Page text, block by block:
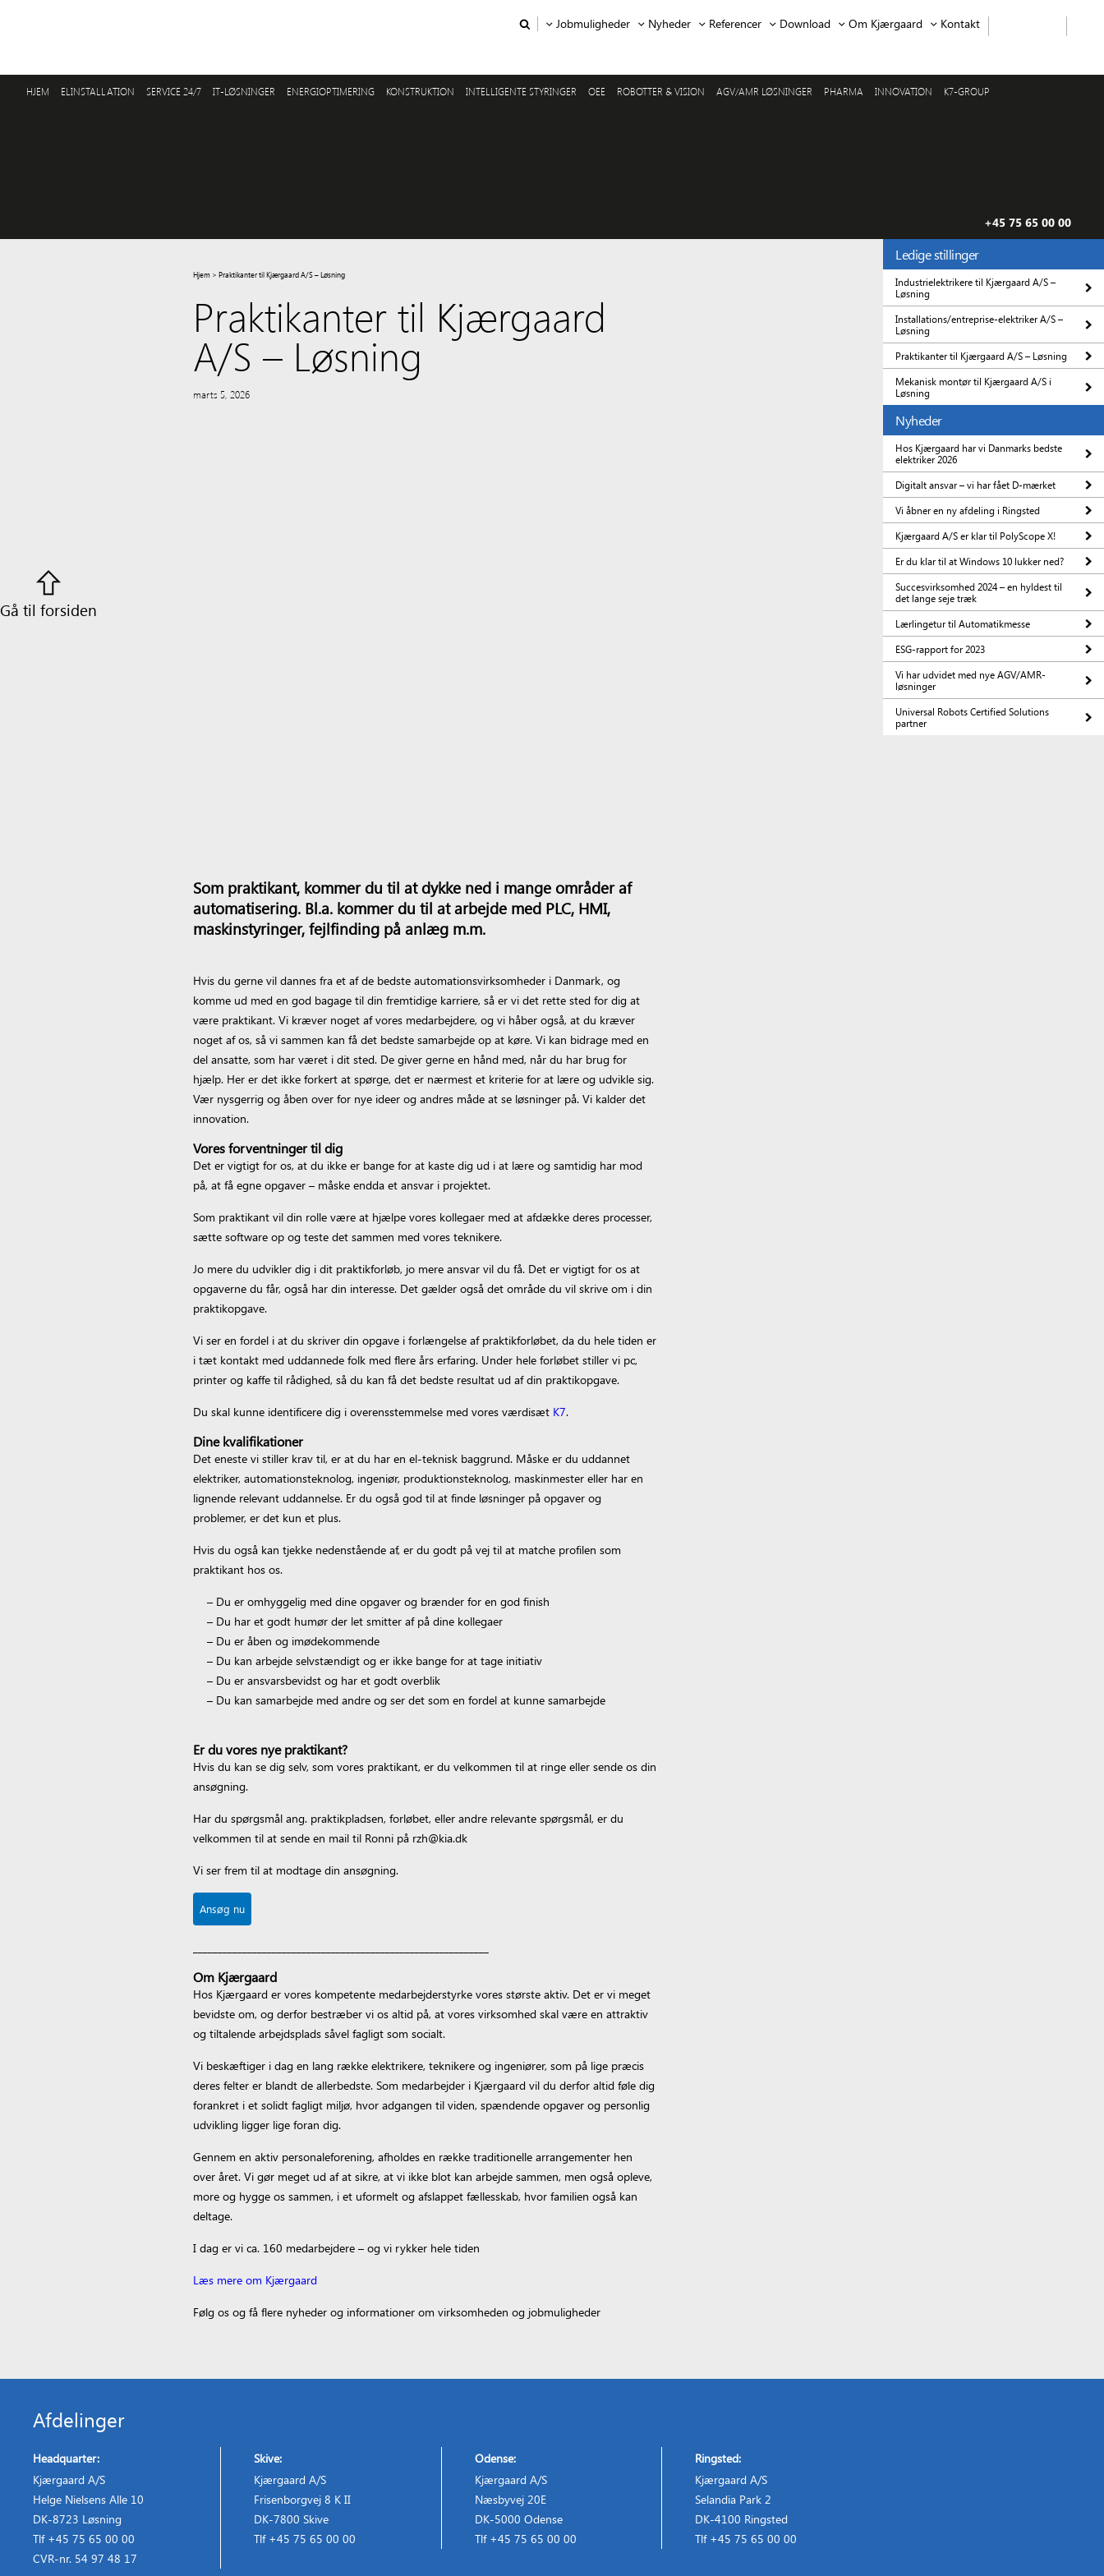
Jobmuligheder Nyheder Referencer Download Om Kjærgaard Kontakt
HJEM ELINSTALLATION SERVICE 24/7 IT-LØSNINGER ENERGIOPTIMERING KONSTRUKTION INTELLIGENTE STYRINGER OEE ROBOTTER & VISION AGV/AMR LØSNINGER PHARMA INNOVATION K7-GROUP
+45 75 65 00 00
Gå til forsiden
Hjem > Praktikanter til Kjærgaard A/S – Løsning
Praktikanter til Kjærgaard
A/S – Løsning
marts 5, 2026
Som praktikant, kommer du til at dykke ned i mange områder af
automatisering. Bl.a. kommer du til at arbejde med PLC, HMI,
maskinstyringer, fejlfinding på anlæg m.m.
Hvis du gerne vil dannes fra et af de bedste automationsvirksomheder i Danmark, og
komme ud med en god bagage til din fremtidige karriere, så er vi det rette sted for dig at
være praktikant. Vi kræver noget af vores medarbejdere, og vi håber også, at du kræver
noget af os, så vi sammen kan få det bedste samarbejde op at køre. Vi kan bidrage med en
del ansatte, som har været i dit sted. De giver gerne en hånd med, når du har brug for
hjælp. Her er det ikke forkert at spørge, det er nærmest et kriterie for at lære og udvikle sig.
Vær nysgerrig og åben over for nye ideer og andres måde at se løsninger på. Vi kalder det
innovation.
Vores forventninger til dig
Det er vigtigt for os, at du ikke er bange for at kaste dig ud i at lære og samtidig har mod
på, at få egne opgaver – måske endda et ansvar i projektet.
Som praktikant vil din rolle være at hjælpe vores kollegaer med at afdække deres processer,
sætte software op og teste det sammen med vores teknikere.
Jo mere du udvikler dig i dit praktikforløb, jo mere ansvar vil du få. Det er vigtigt for os at
opgaverne du får, også har din interesse. Det gælder også det område du vil skrive om i din
praktikopgave.
Vi ser en fordel i at du skriver din opgave i forlængelse af praktikforløbet, da du hele tiden er
i tæt kontakt med uddannede folk med flere års erfaring. Under hele forløbet stiller vi pc,
printer og kaffe til rådighed, så du kan få det bedste resultat ud af din praktikopgave.
Du skal kunne identificere dig i overensstemmelse med vores værdisæt K7.
Dine kvalifikationer
Det eneste vi stiller krav til, er at du har en el-teknisk baggrund. Måske er du uddannet
elektriker, automationsteknolog, ingeniør, produktionsteknolog, maskinmester eller har en
lignende relevant uddannelse. Er du også god til at finde løsninger på opgaver og
problemer, er det kun et plus.
Hvis du også kan tjekke nedenstående af, er du godt på vej til at matche profilen som
praktikant hos os.
– Du er omhyggelig med dine opgaver og brænder for en god finish
– Du har et godt humør der let smitter af på dine kollegaer
– Du er åben og imødekommende
– Du kan arbejde selvstændigt og er ikke bange for at tage initiativ
– Du er ansvarsbevidst og har et godt overblik
– Du kan samarbejde med andre og ser det som en fordel at kunne samarbejde
Er du vores nye praktikant?
Hvis du kan se dig selv, som vores praktikant, er du velkommen til at ringe eller sende os din
ansøgning.
Har du spørgsmål ang. praktikpladsen, forløbet, eller andre relevante spørgsmål, er du
velkommen til at sende en mail til Ronni på rzh@kia.dk
Vi ser frem til at modtage din ansøgning.
Ansøg nu
Om Kjærgaard
Hos Kjærgaard er vores kompetente medarbejderstyrke vores største aktiv. Det er vi meget
bevidste om, og derfor bestræber vi os altid på, at vores virksomhed skal være en attraktiv
og tiltalende arbejdsplads såvel fagligt som socialt.
Vi beskæftiger i dag en lang række elektrikere, teknikere og ingeniører, som på lige præcis
deres felter er blandt de allerbedste. Som medarbejder i Kjærgaard vil du derfor altid føle dig
forankret i et solidt fagligt miljø, hvor adgangen til viden, spændende opgaver og personlig
udvikling ligger lige foran dig.
Gennem en aktiv personaleforening, afholdes en række traditionelle arrangementer hen
over året. Vi gør meget ud af at sikre, at vi ikke blot kan arbejde sammen, men også opleve,
more og hygge os sammen, i et uformelt og afslappet fællesskab, hvor familien også kan
deltage.
I dag er vi ca. 160 medarbejdere – og vi rykker hele tiden
Læs mere om Kjærgaard
Følg os og få flere nyheder og informationer om virksomheden og jobmuligheder
Ledige stillinger
Industrielektrikere til Kjærgaard A/S –
Løsning
Installations/entreprise-elektriker A/S –
Løsning
Praktikanter til Kjærgaard A/S – Løsning
Mekanisk montør til Kjærgaard A/S i
Løsning
Nyheder
Hos Kjærgaard har vi Danmarks bedste
elektriker 2026
Digitalt ansvar – vi har fået D-mærket
Vi åbner en ny afdeling i Ringsted
Kjærgaard A/S er klar til PolyScope X!
Er du klar til at Windows 10 lukker ned?
Succesvirksomhed 2024 – en hyldest til
det lange seje træk
Lærlingetur til Automatikmesse
ESG-rapport for 2023
Vi har udvidet med nye AGV/AMR-
løsninger
Universal Robots Certified Solutions
partner
Afdelinger
Headquarter:
Kjærgaard A/S
Helge Nielsens Alle 10
DK-8723 Løsning
Tlf +45 75 65 00 00
CVR-nr. 54 97 48 17
Skive:
Kjærgaard A/S
Frisenborgvej 8 K II
DK-7800 Skive
Tlf +45 75 65 00 00
Odense:
Kjærgaard A/S
Næsbyvej 20E
DK-5000 Odense
Tlf +45 75 65 00 00
Ringsted:
Kjærgaard A/S
Selandia Park 2
DK-4100 Ringsted
Tlf +45 75 65 00 00